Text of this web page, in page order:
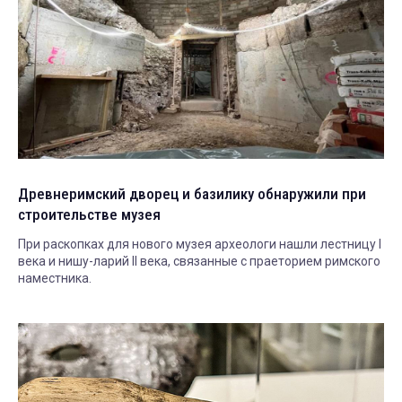
Древнеримский дворец и базилику обнаружили при
строительстве музея
При раскопках для нового музея археологи нашли лестницу I
века и нишу-ларий II века, связанные с праеторием римского
наместника.